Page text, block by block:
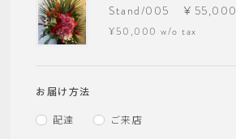
Stand/005 ￥55,000
¥50,000 w/o tax
お届け方法
配達 ご来店